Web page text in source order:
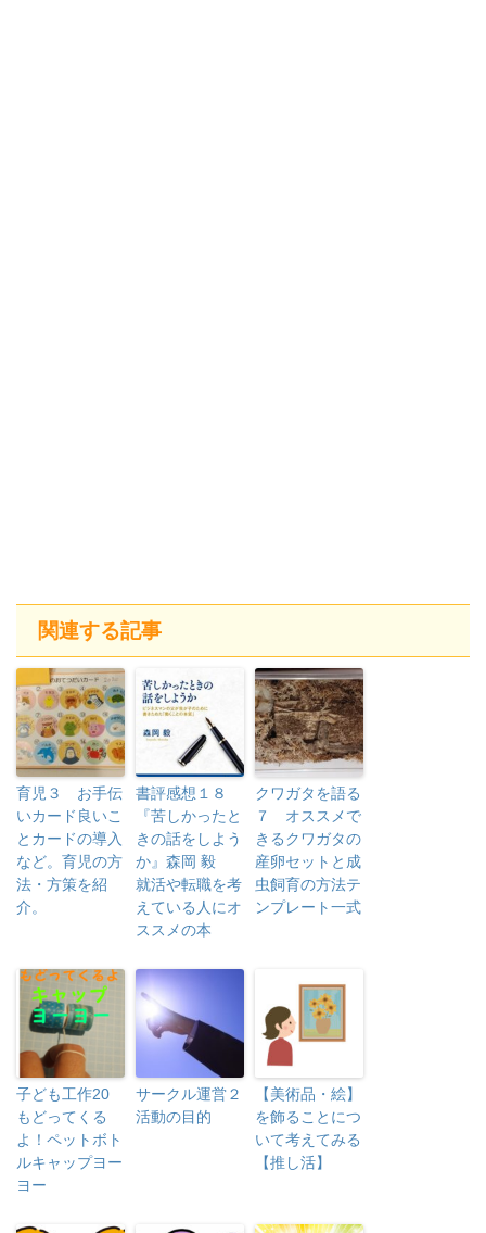
関連する記事
育児３ お手伝
いカード良いこ
とカードの導入
など。育児の方
法・方策を紹
介。
書評感想１８
『苦しかったと
きの話をしよう
か』森岡 毅
就活や転職を考
えている人にオ
ススメの本
クワガタを語る
７ オススメで
きるクワガタの
産卵セットと成
虫飼育の方法テ
ンプレート一式
子ども工作20
もどってくる
よ！ペットボト
ルキャップヨー
ヨー
サークル運営２
活動の目的
【美術品・絵】
を飾ることにつ
いて考えてみる
【推し活】